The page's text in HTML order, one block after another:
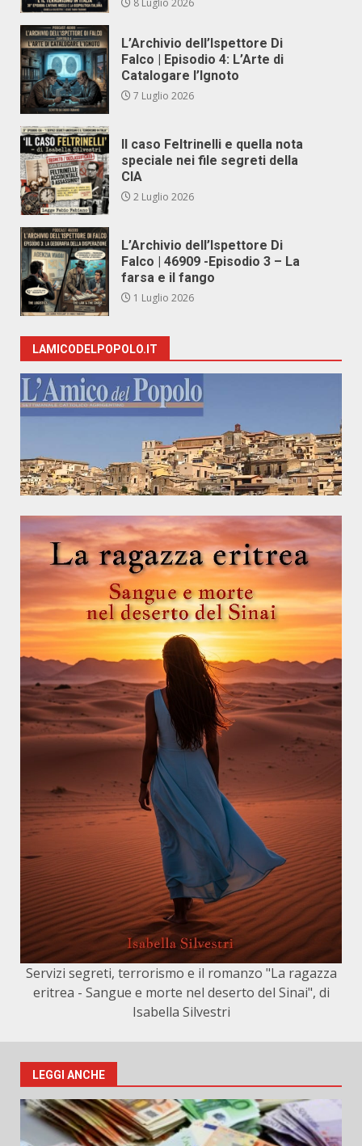
8 Luglio 2026
L’Archivio dell’Ispettore Di
Falco | Episodio 4: L’Arte di
Catalogare l’Ignoto
7 Luglio 2026
Il caso Feltrinelli e quella nota
speciale nei file segreti della
CIA
2 Luglio 2026
L’Archivio dell’Ispettore Di
Falco | 46909 -Episodio 3 – La
farsa e il fango
1 Luglio 2026
LAMICODELPOPOLO.IT
Servizi segreti, terrorismo e il romanzo "La ragazza
eritrea - Sangue e morte nel deserto del Sinai", di
Isabella Silvestri
LEGGI ANCHE